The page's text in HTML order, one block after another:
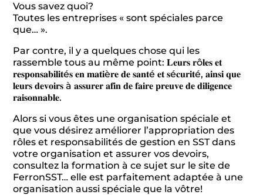
Vous savez quoi?
Toutes les entreprises « sont spéciales parce
que… ».
Par contre, il y a quelques chose qui les
rassemble tous au même point: 𝐋𝐞𝐮𝐫𝐬 𝐫ô𝐥𝐞𝐬 𝐞𝐭
𝐫𝐞𝐬𝐩𝐨𝐧𝐬𝐚𝐛𝐢𝐥𝐢𝐭é𝐬 𝐞𝐧 𝐦𝐚𝐭𝐢è𝐫𝐞 𝐝𝐞 𝐬𝐚𝐧𝐭é 𝐞𝐭 𝐬é𝐜𝐮𝐫𝐢𝐭é, 𝐚𝐢𝐧𝐬𝐢 𝐪𝐮𝐞
𝐥𝐞𝐮𝐫𝐬 𝐝𝐞𝐯𝐨𝐢𝐫𝐬 à 𝐚𝐬𝐬𝐮𝐫𝐞𝐫 𝐚𝐟𝐢𝐧 𝐝𝐞 𝐟𝐚𝐢𝐫𝐞 𝐩𝐫𝐞𝐮𝐯𝐞 𝐝𝐞 𝐝𝐢𝐥𝐢𝐠𝐞𝐧𝐜𝐞
𝐫𝐚𝐢𝐬𝐨𝐧𝐧𝐚𝐛𝐥𝐞.
Alors si vous êtes une organisation spéciale et
que vous désirez améliorer l’appropriation des
rôles et responsabilités de gestion en SST dans
votre organisation et assurer vos devoirs,
consultez la formation à ce sujet sur le site de
FerronSST… elle est parfaitement adaptée à une
organisation aussi spéciale que la vôtre!